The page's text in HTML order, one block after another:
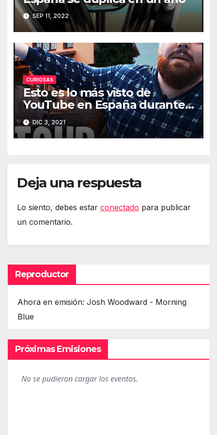
SEP 11, 2022
CURIOSAS
Esto es lo más visto de
YouTube en España durante
2021
DIC 3, 2021
Deja una respuesta
Lo siento, debes estar conectado para publicar
un comentario.
Reproductor
Ahora en emisión: Josh Woodward - Morning
Blue
Próximas Emisiones